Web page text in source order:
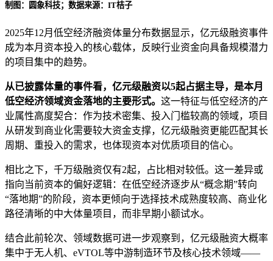
制图：圆象科技；数据来源：IT桔子
2025年12月低空经济融资体量分布数据显示，亿元级融资事件
成为本月资本投入的核心载体，反映行业资金向具备规模潜力
的项目集中的趋势。
从已披露体量的事件看，亿元级融资以5起占据主导，是本月
低空经济领域资金落地的主要形式。 这一特征与低空经济的产
业属性高度契合：作为技术密集、投入门槛较高的领域，项目
从研发到商业化需要较大资金支撑，亿元级融资更能匹配其长
周期、重投入的需求，也体现资本对优质项目的信心。
相比之下，千万级融资仅有2起，占比相对较低。这一差异或
指向当前资本的偏好逻辑：在低空经济逐步从“概念期”转向
“落地期”的阶段，资本更倾向于选择技术成熟度较高、商业化
路径清晰的中大体量项目，而非早期小额试水。
结合此前轮次、领域数据可进一步观察到，亿元级融资大概率
集中于无人机、eVTOL等中游制造环节及核心技术领域——